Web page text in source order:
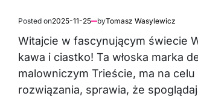
Posted on2025-11-25 byTomasz Wasylewicz
Witajcie w fascynującym świecie
kawa i ciastko! Ta włoska marka
malowniczym Trieście, ma na celu
rozwiązania, sprawia, że